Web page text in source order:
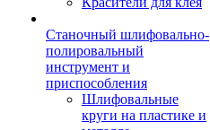
Станочный шлифовально-
полировальный
инструмент и
приспособления
Шлифовальные
круги на пластике и